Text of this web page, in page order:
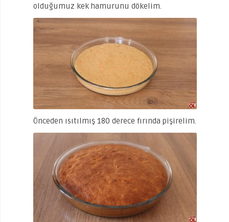
olduğumuz kek hamurunu dökelim.
Önceden ısıtılmış 180 derece fırında pişirelim.